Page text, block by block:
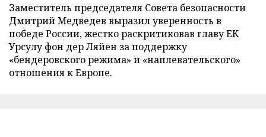
Заместитель председателя Совета безопасности
Дмитрий Медведев выразил уверенность в
победе России, жестко раскритиковав главу ЕК
Урсулу фон дер Ляйен за поддержку
«бендеровского режима» и «наплевательского»
отношения к Европе.